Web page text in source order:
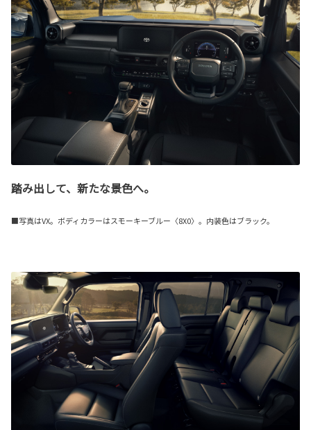
踏み出して、新たな景色へ。
■写真はVX。ボディカラーはスモーキーブルー〈8X0〉。内装色はブラック。